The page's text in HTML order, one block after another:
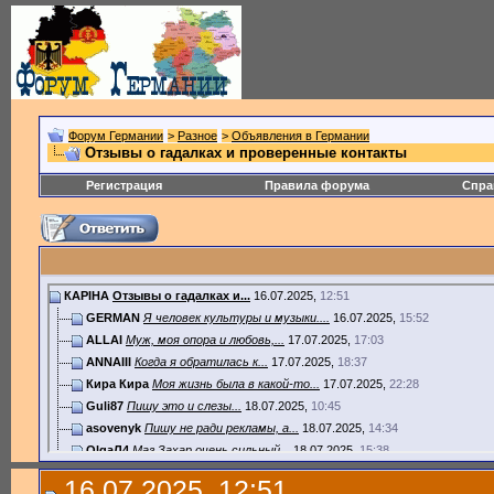
Форум Германии > Разное > Объявления в Германии
Отзывы о гадалках и проверенные контакты
Регистрация Правила форума
КАРІНА Отзывы о гадалках и... 16.07.2025, 12:51
GERMAN Я человек культуры и музыки.... 16.07.2025, 15:52
ALLAI Муж, моя опора и любовь,... 17.07.2025, 17:03
ANNAIII Когда я обратилась к... 17.07.2025, 18:37
Кира Кира Моя жизнь была в какой-то... 17.07.2025, 22:28
Guli87 Пишу это и слезы... 18.07.2025, 10:45
asovenyk Пишу не ради рекламы, а... 18.07.2025, 14:34
OlgaЛ4 Маг Захар очень сильный... 18.07.2025, 15:38
ВЛАДАН Если бы не Марфа, я бы не...18.07.2025,16:23